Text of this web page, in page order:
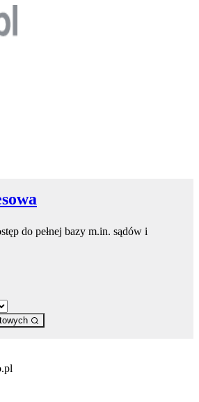
do pełnej bazy m.in. sądów i